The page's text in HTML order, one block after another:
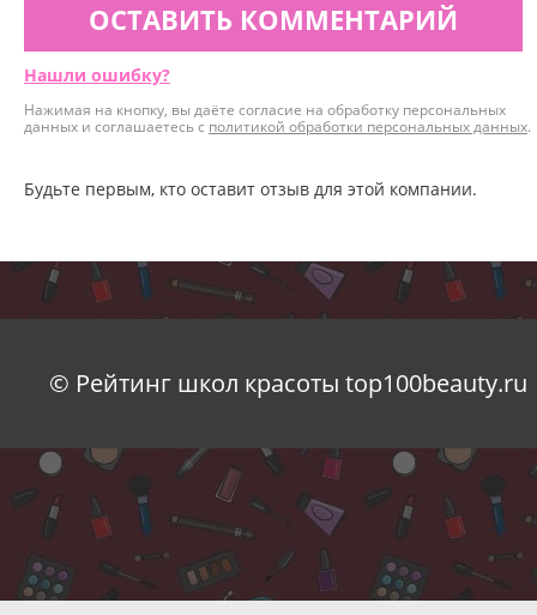
ОСТАВИТЬ КОММЕНТАРИЙ
Нашли ошибку?
Нажимая на кнопку, вы даёте согласие на обработку персональных
данных и соглашаетесь с политикой обработки персональных данных.
Будьте первым, кто оставит отзыв для этой компании.
© Рейтинг школ красоты top100beauty.ru